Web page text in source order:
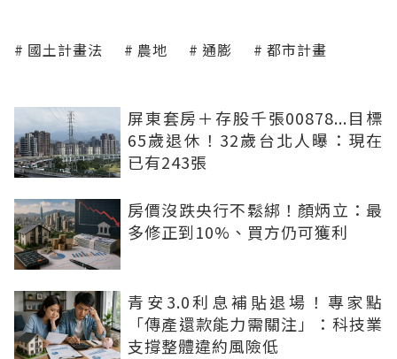
國土計畫法 農地 通膨 都市計畫
屏東套房＋存股千張00878...目標
65歲退休！32歲台北人曝：現在
已有243張
房價沒跌央行不鬆綁！顏炳立：最
多修正到10%、買方仍可獲利
青安3.0利息補貼退場！專家點
「傳產還款能力需關注」：科技業
支撐整體違約風險低